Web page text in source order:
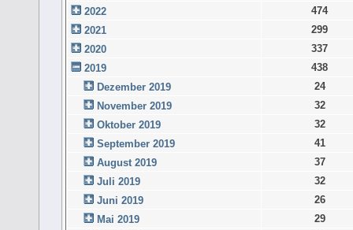
2022
474
2021
299
2020
337
2019
438
Dezember 2019
24
November 2019
32
Oktober 2019
32
September 2019
41
August 2019
37
Juli 2019
32
Juni 2019
26
Mai 2019
29